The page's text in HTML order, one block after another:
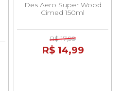
Des Aero Super Wood
Cimed 150ml
R$ 17,99
R$ 14,99